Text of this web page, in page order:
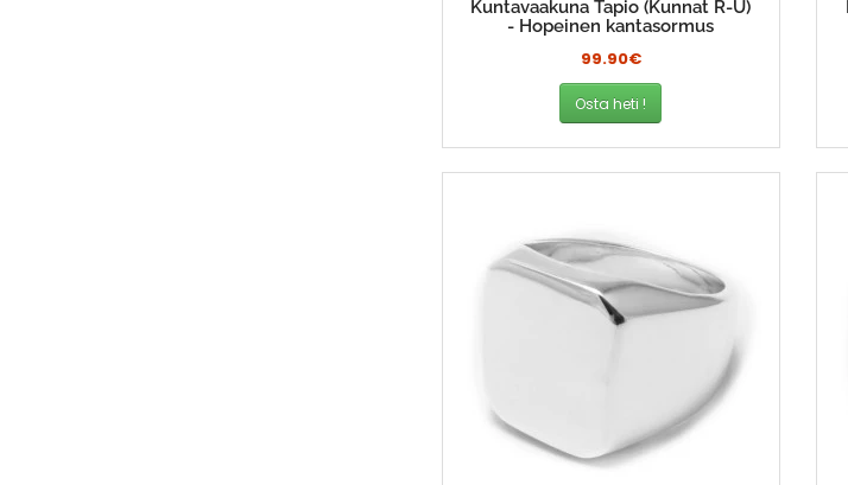
Kuntavaakuna Tapio (Kunnat R-U)
- Hopeinen kantasormus
99.90€
Osta heti !